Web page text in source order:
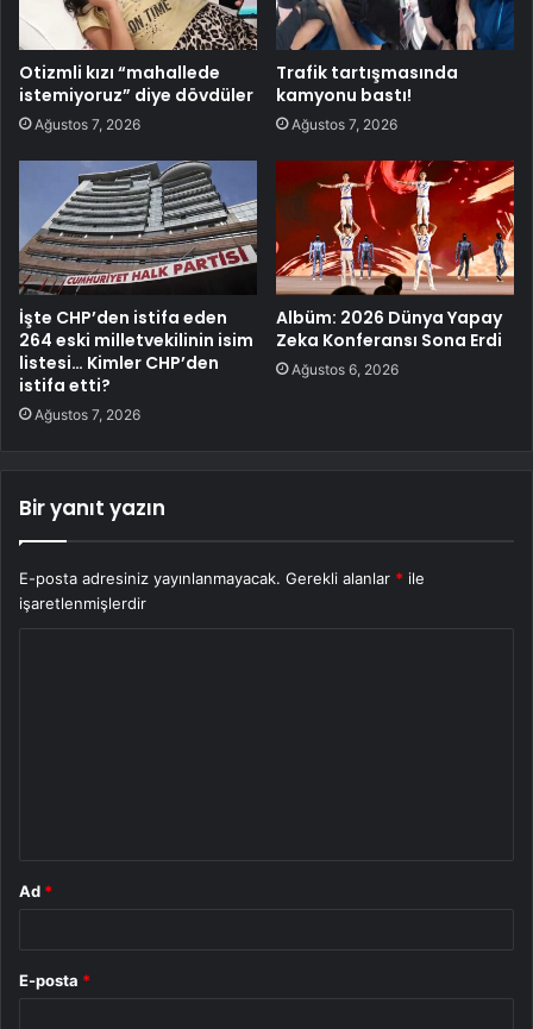
Otizmli kızı “mahallede
istemiyoruz” diye dövdüler
Ağustos 7, 2026
Trafik tartışmasında
kamyonu bastı!
Ağustos 7, 2026
İşte CHP’den istifa eden
264 eski milletvekilinin isim
listesi… Kimler CHP’den
istifa etti?
Ağustos 7, 2026
Albüm: 2026 Dünya Yapay
Zeka Konferansı Sona Erdi
Ağustos 6, 2026
Bir yanıt yazın
E-posta adresiniz yayınlanmayacak. Gerekli alanlar * ile
işaretlenmişlerdir
Ad *
E-posta *